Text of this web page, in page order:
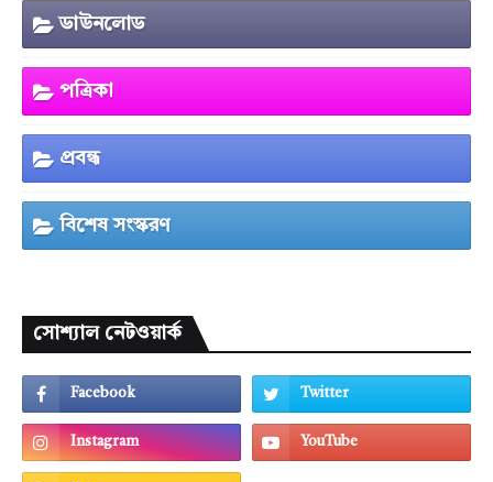
ডাউনলোড
পত্রিকা
প্রবন্ধ
বিশেষ সংস্করণ
সোশ্যাল নেটওয়ার্ক